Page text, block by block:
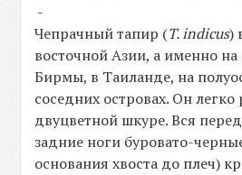
-
Чепрачный тапир (T. indicus)
восточной Азии, а именно
Бирмы, в Таиланде, на
соседних островах. Он легко
двуцветной шкуре. Вся
задние ноги буровато-
основания хвоста до плеч)